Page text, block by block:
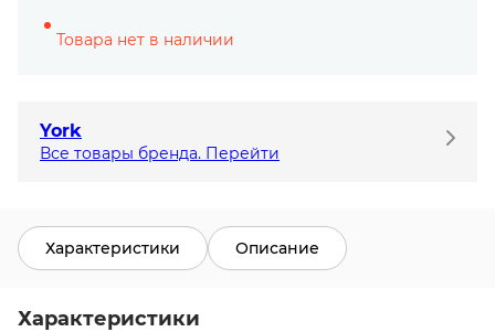
Товара нет в наличии
York
Все товары бренда. Перейти
Характеристики Описание
Характеристики